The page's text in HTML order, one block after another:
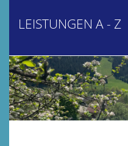
LEISTUNGEN A - Z